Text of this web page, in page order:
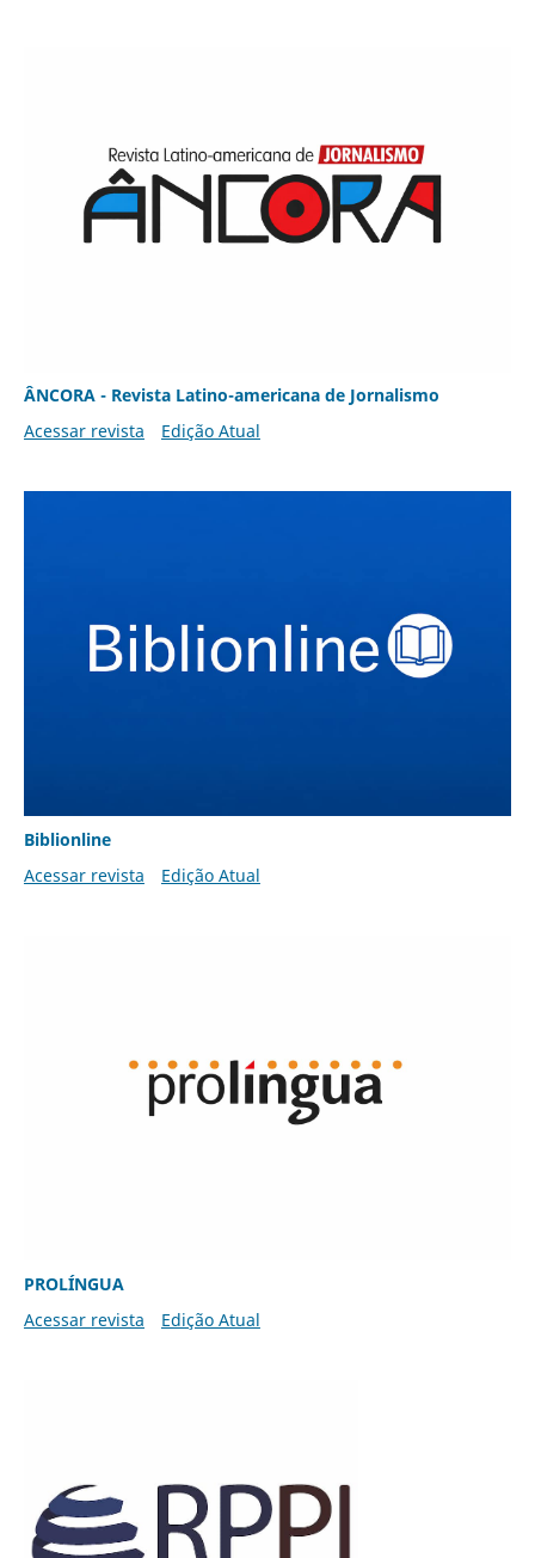
ÂNCORA - Revista Latino-americana de Jornalismo
Acessar revista
Edição Atual
Biblionline
Acessar revista
Edição Atual
PROLÍNGUA
Acessar revista
Edição Atual